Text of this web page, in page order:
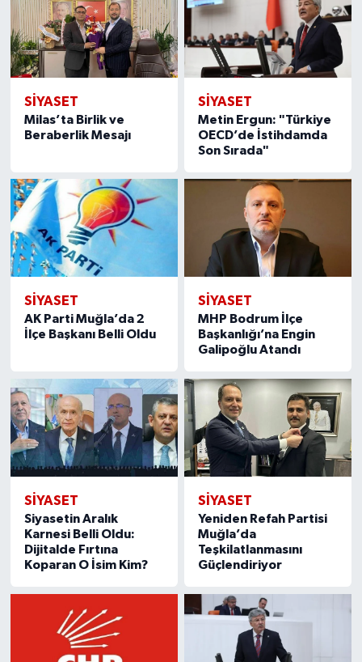
SIYASET
Milas’ta Birlik ve
Beraberlik Mesajı
SIYASET
Metin Ergun: "Türkiye
OECD’de İstihdamda
Son Sırada"
SIYASET
AK Parti Muğla’da 2
İlçe Başkanı Belli Oldu
SIYASET
MHP Bodrum İlçe
Başkanlığı’na Engin
Galipoğlu Atandı
SIYASET
Siyasetin Aralık
Karnesi Belli Oldu:
Dijitalde Fırtına
Koparan O İsim Kim?
SIYASET
Yeniden Refah Partisi
Muğla’da
Teşkilatlanmasını
Güçlendiriyor